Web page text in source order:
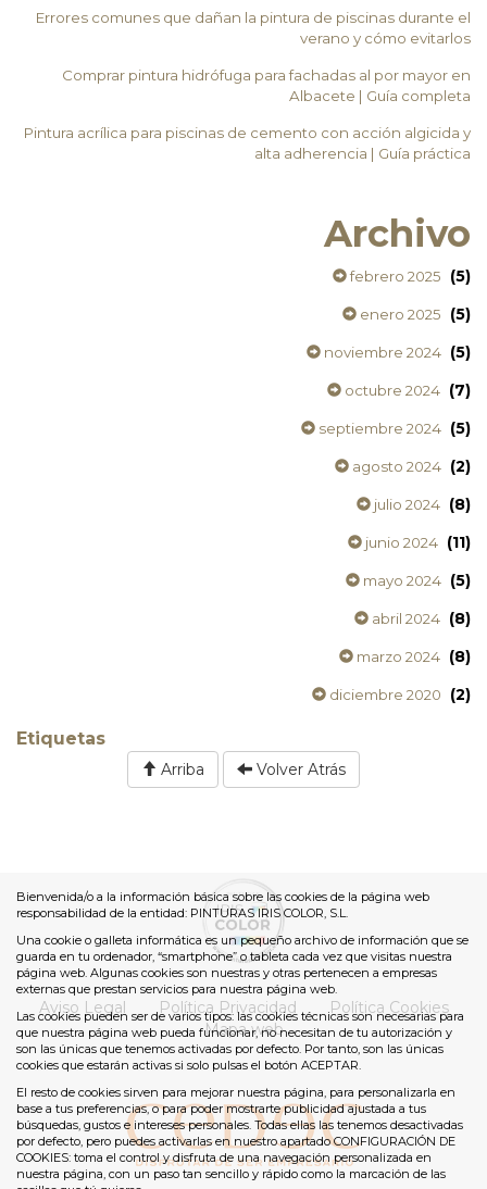
Errores comunes que dañan la pintura de piscinas durante el
verano y cómo evitarlos
Comprar pintura hidrófuga para fachadas al por mayor en
Albacete | Guía completa
Pintura acrílica para piscinas de cemento con acción algicida y
alta adherencia | Guía práctica
Archivo
febrero 2025 (5)
enero 2025 (5)
noviembre 2024 (5)
octubre 2024 (7)
septiembre 2024 (5)
agosto 2024 (2)
julio 2024 (8)
junio 2024 (11)
mayo 2024 (5)
abril 2024 (8)
marzo 2024 (8)
diciembre 2020 (2)
Etiquetas
Arriba Volver Atrás
Aviso Legal Política Privacidad
Política Cookies
Mapa web
Bienvenida/o a la información básica sobre las cookies de la página web
responsabilidad de la entidad: PINTURAS IRIS COLOR, S.L.
Una cookie o galleta informática es un pequeño archivo de información que se
guarda en tu ordenador, “smartphone” o tableta cada vez que visitas nuestra
página web. Algunas cookies son nuestras y otras pertenecen a empresas
externas que prestan servicios para nuestra página web.
Las cookies pueden ser de varios tipos: las cookies técnicas son necesarias para
que nuestra página web pueda funcionar, no necesitan de tu autorización y
son las únicas que tenemos activadas por defecto. Por tanto, son las únicas
cookies que estarán activas si solo pulsas el botón ACEPTAR.
El resto de cookies sirven para mejorar nuestra página, para personalizarla en
base a tus preferencias, o para poder mostrarte publicidad ajustada a tus
búsquedas, gustos e intereses personales. Todas ellas las tenemos desactivadas
por defecto, pero puedes activarlas en nuestro apartado CONFIGURACIÓN DE
COOKIES: toma el control y disfruta de una navegación personalizada en
nuestra página, con un paso tan sencillo y rápido como la marcación de las